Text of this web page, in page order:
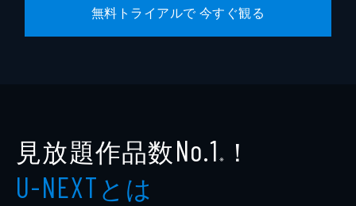
無料トライアルで 今すぐ観る
見放題作品数No.1 ※ ！
U-NEXTとは